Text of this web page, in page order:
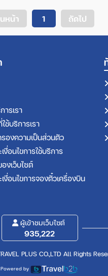
หน้า 1 ถัดไป
ารเรา
ช้บริการเรา
องความเป็นส่วนตัว
งื่อนไขการใช้บริการ
งเว็บไซต์
งื่อนไขการจองตั๋วเครื่องบิน
ผู้เข้าชมเว็บไซต์
935,222
PLUS CO.,LTD All Rights
Powered by